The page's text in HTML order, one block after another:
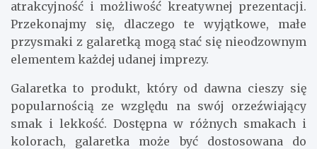
atrakcyjność i możliwość kreatywnej prezentacji.
Przekonajmy się, dlaczego te wyjątkowe, małe
przysmaki z galaretką mogą stać się nieodzownym
elementem każdej udanej imprezy.
Galaretka to produkt, który od dawna cieszy się
popularnością ze względu na swój orzeźwiający
smak i lekkość. Dostępna w różnych smakach i
kolorach, galaretka może być dostosowana do